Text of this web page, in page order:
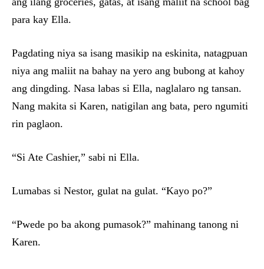
para kay Ella.
Pagdating niya sa isang masikip na eskinita, natagpuan
niya ang maliit na bahay na yero ang bubong at kahoy
ang dingding. Nasa labas si Ella, naglalaro ng tansan.
Nang makita si Karen, natigilan ang bata, pero ngumiti
rin paglaon.
“Si Ate Cashier,” sabi ni Ella.
Lumabas si Nestor, gulat na gulat. “Kayo po?”
“Pwede po ba akong pumasok?” mahinang tanong ni
Karen.